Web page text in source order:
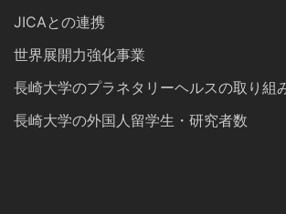
JICAとの連携
世界展開力強化事業
長崎大学のプラネタリーヘルスの取り組
長崎大学の外国人留学生・研究者数